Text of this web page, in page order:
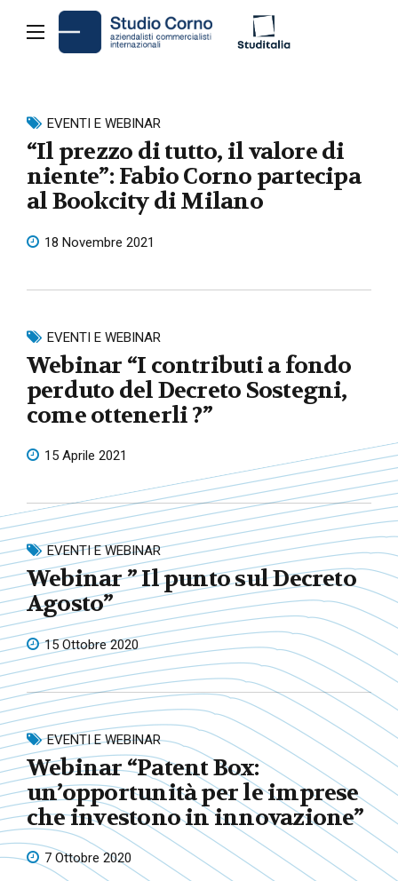
EVENTI E WEBINAR
“Il prezzo di tutto, il valore di
niente”: Fabio Corno partecipa
al Bookcity di Milano
18 Novembre 2021
EVENTI E WEBINAR
Webinar “I contributi a fondo
perduto del Decreto Sostegni,
come ottenerli ?”
15 Aprile 2021
EVENTI E WEBINAR
Webinar ” Il punto sul Decreto
Agosto”
15 Ottobre 2020
EVENTI E WEBINAR
Webinar “Patent Box:
un’opportunità per le imprese
che investono in innovazione”
7 Ottobre 2020